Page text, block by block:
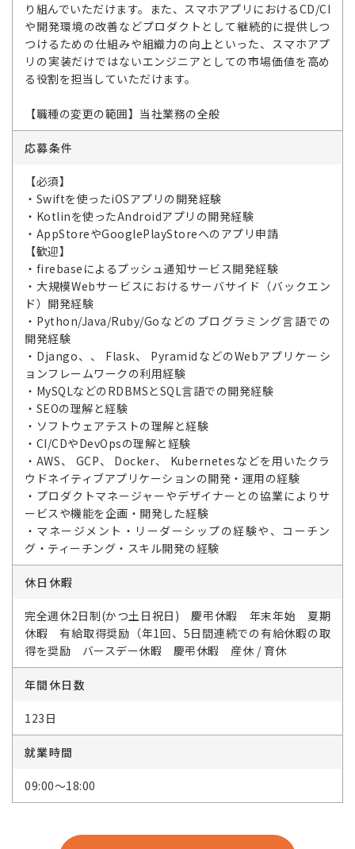
り組んでいただけます。また、スマホアプリにおけるCD/CI
や開発環境の改善などプロダクトとして継続的に提供しつ
つけるための仕組みや組織力の向上といった、スマホアプ
リの実装だけではないエンジニアとしての市場価値を高め
る役割を担当していただけます。
【職種の変更の範囲】当社業務の全般
応募条件
【必須】
・Swiftを使ったiOSアプリの開発経験
・Kotlinを使ったAndroidアプリの開発経験
・AppStoreやGooglePlayStoreへのアプリ申請
【歓迎】
・firebaseによるプッシュ通知サービス開発経験
・大規模Webサービスにおけるサーバサイド（バックエン
ド）開発経験
・Python/Java/Ruby/Goなどのプログラミング言語での
開発経験
・Django、、 Flask、 PyramidなどのWebアプリケーシ
ョンフレームワークの利用経験
・MySQLなどのRDBMSとSQL言語での開発経験
・SEOの理解と経験
・ソフトウェアテストの理解と経験
・CI/CDやDevOpsの理解と経験
・AWS、 GCP、 Docker、 Kubernetesなどを用いたクラ
ウドネイティブアプリケーションの開発・運用の経験
・プロダクトマネージャーやデザイナーとの協業によりサ
ービスや機能を企画・開発した経験
・マネージメント・リーダーシップの経験や、コーチン
グ・ティーチング・スキル開発の経験
休日休暇
完全週休2日制(かつ土日祝日) 慶弔休暇 年末年始 夏期
休暇 有給取得奨励（年1回、5日間連続での有給休暇の取
得を奨励 バースデー休暇 慶弔休暇 産休 / 育休
年間休日数
123日
就業時間
09:00～18:00